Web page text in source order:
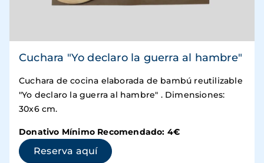
Cuchara "Yo declaro la guerra al hambre"
Cuchara de cocina elaborada de bambú reutilizable
"Yo declaro la guerra al hambre" . Dimensiones:
30x6 cm.
Donativo Mínimo Recomendado: 4€
Reserva aquí(se abre en una ventana nueva)